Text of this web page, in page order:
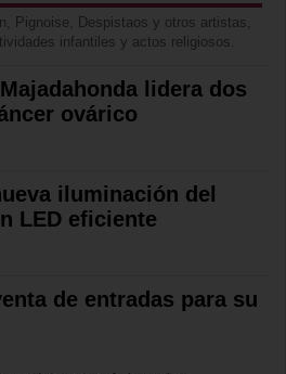
Pignoise, Despistaos y otros artistas,
infantiles y actos religiosos.
lidera dos
ovárico
iluminación del
LED eficiente
de entradas para su